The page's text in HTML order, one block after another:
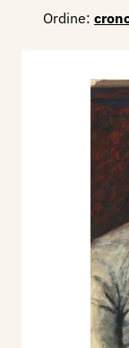
Ordine: